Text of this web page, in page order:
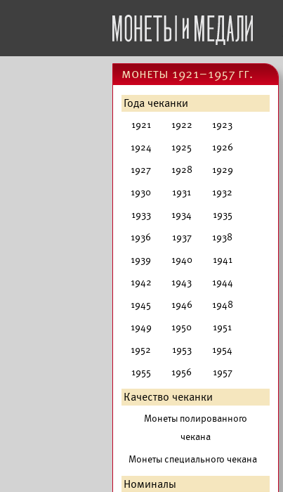
монеты 1921–1957 гг.
Года чеканки
1921 1922
1923
1924
1925
1926
1927
1928
1929
1930
1931
1932
1933
1934
1935
1936
1937
1938
1939
1940
1941
1942
1943
1944
1945
1946
1948
1949
1950
1951
1952
1953
1954
1955
1956 1957
Качество чеканки
Монеты полированного
чекана
Монеты специального чекана
Номиналы